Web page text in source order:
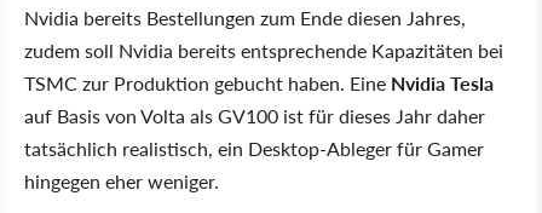
Nvidia bereits Bestellungen zum Ende diesen Jahres,
zudem soll Nvidia bereits entsprechende Kapazitäten bei
TSMC zur Produktion gebucht haben. Eine Nvidia Tesla
auf Basis von Volta als GV100 ist für dieses Jahr daher
tatsächlich realistisch, ein Desktop-Ableger für Gamer
hingegen eher weniger.